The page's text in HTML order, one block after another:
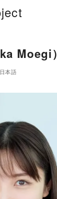
Moegi）
日本語